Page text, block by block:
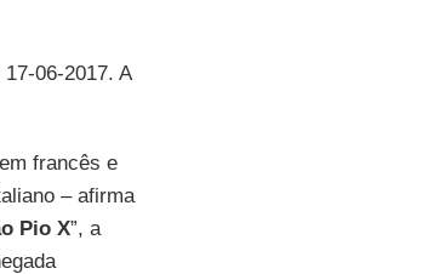
17-06-2017. A
francês e
– afirma
Pio X”, a